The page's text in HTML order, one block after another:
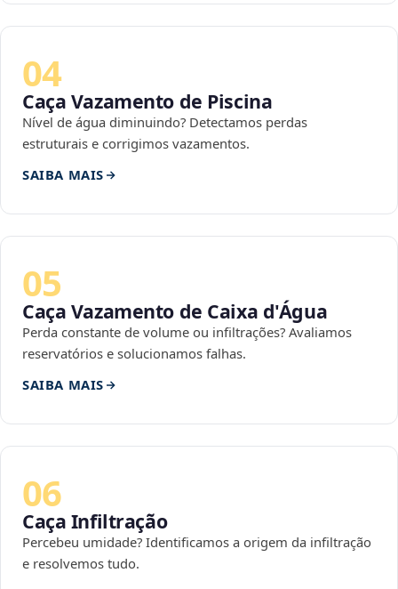
04
Caça Vazamento de Piscina
Nível de água diminuindo? Detectamos perdas
estruturais e corrigimos vazamentos.
SAIBA MAIS
05
Caça Vazamento de Caixa d'Água
Perda constante de volume ou infiltrações? Avaliamos
reservatórios e solucionamos falhas.
SAIBA MAIS
06
Caça Infiltração
Percebeu umidade? Identificamos a origem da infiltração
e resolvemos tudo.